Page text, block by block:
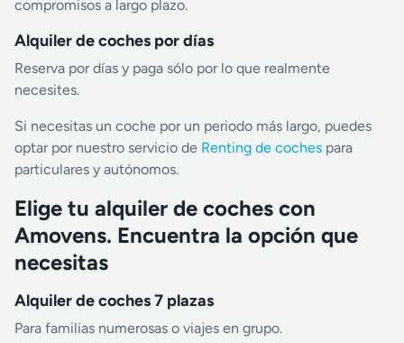
compromisos a largo plazo.
Alquiler de coches por días
Reserva por días y paga sólo por lo que realmente
necesites.
Si necesitas un coche por un periodo más largo, puedes
optar por nuestro servicio de Renting de coches para
particulares y autónomos.
Elige tu alquiler de coches con
Amovens. Encuentra la opción que
necesitas
Alquiler de coches 7 plazas
Para familias numerosas o viajes en grupo.